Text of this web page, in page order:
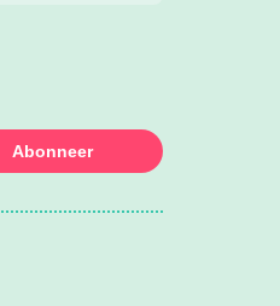
Abonneer